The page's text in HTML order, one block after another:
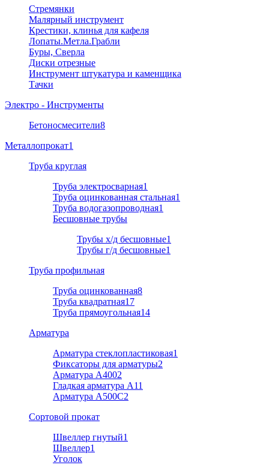
Стремянки
Малярный инструмент
Крестики, клинья для кафеля
Лопаты.Метла.Грабли
Буры, Сверла
Диски отрезные
Инструмент штукатура и каменщика
Тачки
Электро - Инструменты
Бетоносмесители8
Металлопрокат1
Труба круглая
Труба электросварная1
Труба оцинкованная стальная1
Труба водогазопроводная1
Бесшовные трубы
Трубы х/д бесшовные1
Трубы г/д бесшовные1
Труба профильная
Труба оцинкованная8
Труба квадратная17
Труба прямоугольная14
Арматура
Арматура стеклопластиковая1
Фиксаторы для арматуры2
Арматура А4002
Гладкая арматура А11
Арматура A500C2
Cортовой прокат
Швеллер гнутый1
Швеллер1
Уголок